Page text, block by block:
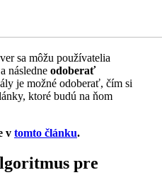
sa môžu používatelia
následne odoberať
je možné odoberať, čím si
ktoré budú na ňom
v tomto článku.
pre